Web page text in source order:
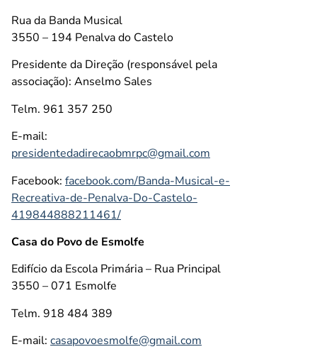
Rua da Banda Musical
3550 – 194 Penalva do Castelo
Presidente da Direção (responsável pela
associação): Anselmo Sales
Telm. 961 357 250
E-mail:
presidentedadirecaobmrpc@gmail.com
Facebook: facebook.com/Banda-Musical-e-
Recreativa-de-Penalva-Do-Castelo-
419844888211461/
Casa do Povo de Esmolfe
Edifício da Escola Primária – Rua Principal
3550 – 071 Esmolfe
Telm. 918 484 389
E-mail: casapovoesmolfe@gmail.com